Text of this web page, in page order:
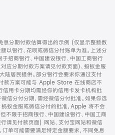
息分期付款估算得出的示例 (仅显示整数数
以银行、花呗或微信分付账单为准。上述分
招商银行、中国建设银行、中国工商银行
应分期付款方案请见付款页面)、蚂蚁金服
居民提供。部分银行会要求你通过支付
款方案可能与 Apple Store 在线商店不
用卡分期均需经你的信用卡发卡机构批
信分付分期，需经微信分付批准。如果你选
蚁金服或微信分付的批准，Apple 将不会
不限于招商银行、中国建设银行、中国工商
请见付款页面) 网站、支付宝网站和微信
订单可能需要满足特定金额要求，不同免息